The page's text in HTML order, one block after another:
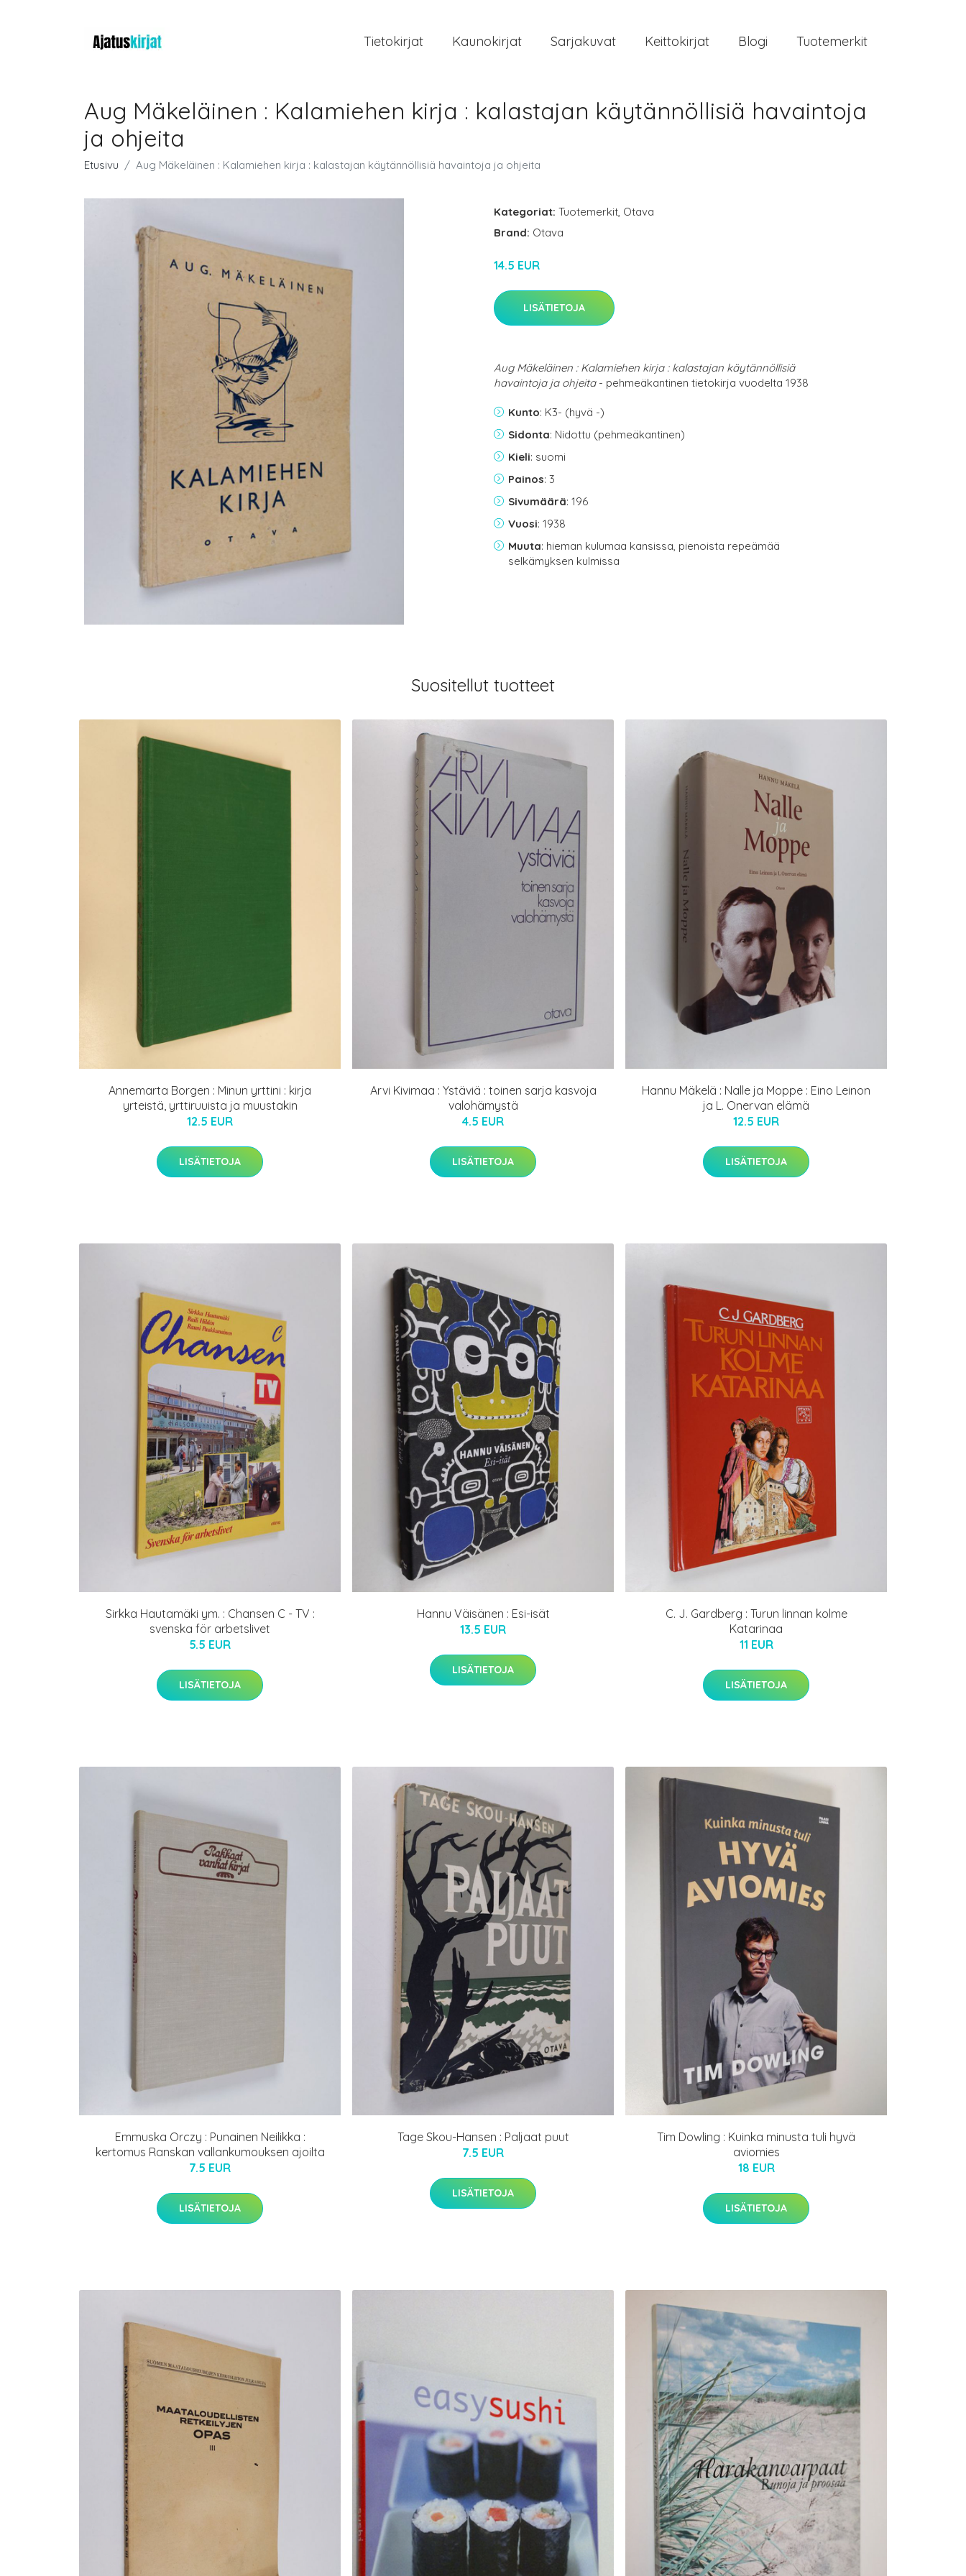
Tietokirjat Kaunokirjat Sarjakuvat Keittokirjat Blogi Tuotemerkit
Aug Mäkeläinen : Kalamiehen kirja : kalastajan käytännöllisiä havaintoja
ja ohjeita
Etusivu Aug Mäkeläinen : Kalamiehen kirja : kalastajan käytännöllisiä havaintoja ja ohjeita
Kategoriat: Tuotemerkit, Otava
Brand: Otava
14.5 EUR
LISÄTIETOJA
Aug Mäkeläinen : Kalamiehen kirja : kalastajan käytännöllisiä
havaintoja ja ohjeita- pehmeäkantinen tietokirja vuodelta 1938
Kunto: K3- (hyvä -)
Sidonta: Nidottu (pehmeäkantinen)
Kieli: suomi
Painos: 3
Sivumäärä: 196
Vuosi: 1938
Muuta: hieman kulumaa kansissa, pienoista repeämää
selkämyksen kulmissa
Suositellut tuotteet
Annemarta Borgen : Minun yrttini : kirja
yrteistä, yrttiruuista ja muustakin
12.5 EUR
LISÄTIETOJA
Arvi Kivimaa : Ystäviä : toinen sarja kasvoja
valohämystä
4.5 EUR
LISÄTIETOJA
Hannu Mäkelä : Nalle ja Moppe : Eino Leinon
ja L. Onervan elämä
12.5 EUR
LISÄTIETOJA
Sirkka Hautamäki ym. : Chansen C - TV :
svenska för arbetslivet
5.5 EUR
LISÄTIETOJA
Hannu Väisänen : Esi-isät
13.5 EUR
LISÄTIETOJA
C. J. Gardberg : Turun linnan kolme
Katarinaa
11 EUR
LISÄTIETOJA
Emmuska Orczy : Punainen Neilikka :
kertomus Ranskan vallankumouksen ajoilta
7.5 EUR
LISÄTIETOJA
Tage Skou-Hansen : Paljaat puut
7.5 EUR
LISÄTIETOJA
Tim Dowling : Kuinka minusta tuli hyvä
aviomies
18 EUR
LISÄTIETOJA